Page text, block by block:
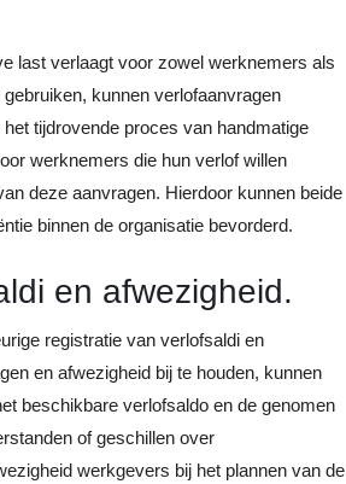
last verlaagt voor zowel werknemers als
kunnen verlofaanvragen
tijdrovende proces van handmatige
werknemers die hun verlof willen
deze aanvragen. Hierdoor kunnen beide
binnen de organisatie bevorderd.
en afwezigheid.
registratie van verlofsaldi en
en afwezigheid bij te houden, kunnen
beschikbare verlofsaldo en de genomen
of geschillen over
werkgevers bij het plannen van de